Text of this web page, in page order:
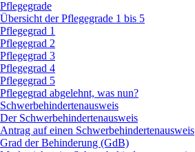
Pflegegrade
Übersicht der Pflegegrade 1 bis 5
Pflegegrad 1
Pflegegrad 2
Pflegegrad 3
Pflegegrad 4
Pflegegrad 5
Pflegegrad abgelehnt, was nun?
Schwerbehindertenausweis
Der Schwerbehindertenausweis
Antrag auf einen Schwerbehindertenausweis
Grad der Behinderung (GdB)